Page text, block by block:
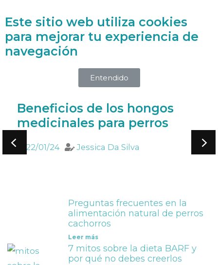
Accede a la Biblioteca Holística
Beneficios de los hongos
medicinales para perros
22/01/24 Jessica Da Silva
Preguntas frecuentes en la
alimentación natural de perros
cachorros
Leer más
7 mitos sobre la dieta BARF y
por qué no debes creerlos
Este sitio web utiliza cookies
para mejorar tu experiencia de
navegación
Entendido